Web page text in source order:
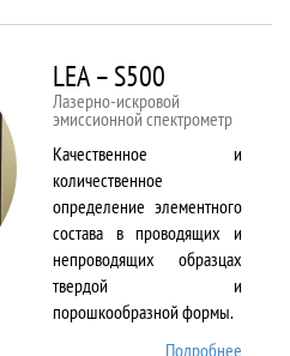
LEA – S500
Лазерно-искровой
эмиссионной спектрометр
Качественное и
количественное
определение элементного
состава в проводящих и
непроводящих образцах
твердой и
порошкообразной формы.
Подробнее